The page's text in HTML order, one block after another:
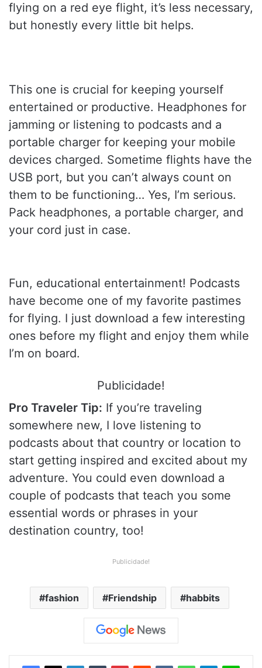
flying on a red eye flight, it’s less necessary,
but honestly every little bit helps.
This one is crucial for keeping yourself
entertained or productive. Headphones for
jamming or listening to podcasts and a
portable charger for keeping your mobile
devices charged. Sometime flights have the
USB port, but you can’t always count on
them to be functioning… Yes, I’m serious.
Pack headphones, a portable charger, and
your cord just in case.
Fun, educational entertainment! Podcasts
have become one of my favorite pastimes
for flying. I just download a few interesting
ones before my flight and enjoy them while
I’m on board.
Publicidade!
Pro Traveler Tip: If you’re traveling
somewhere new, I love listening to
podcasts about that country or location to
start getting inspired and excited about my
adventure. You could even download a
couple of podcasts that teach you some
essential words or phrases in your
destination country, too!
Publicidade!
fashion Friendship habbits